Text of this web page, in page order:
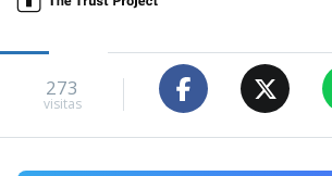
273
visitas